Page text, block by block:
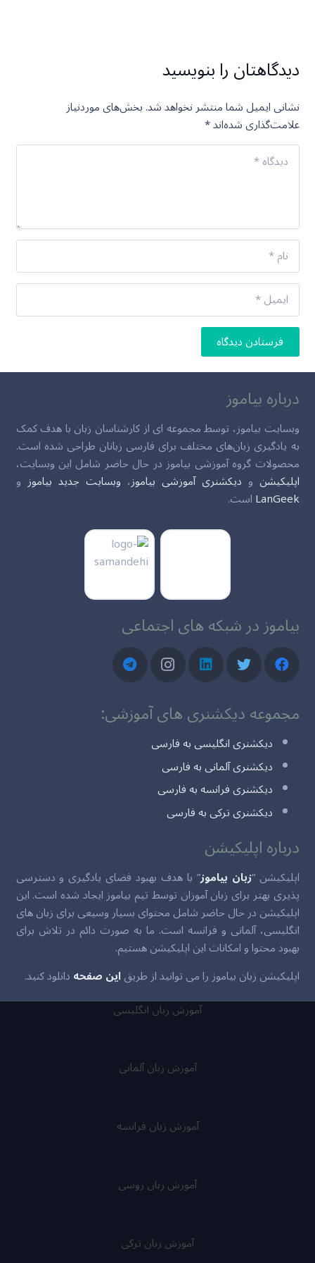
دیدگاهتان را بنویسید
نشانی ایمیل شما منتشر نخواهد شد.بخش‌های موردنیاز
علامت‌گذاری شده‌اند*
فرستادن دیدگاه
درباره بیاموز
وبسایت بیاموز، توسط مجموعه ای از کارشناسان زبان با هدف کمک
به یادگیری زبان‌های مختلف برای فارسی زبانان طراحی شده است.
محصولات گروه آموزشی بیاموز در حال حاضر شامل این وبسایت،
اپلیکیشن و دیکشنری آموزشی بیاموز، وبسایت جدید بیاموز و
LanGeekاست.
بیاموز در شبکه های اجتماعی
مجموعه دیکشنری های آموزشی:
دیکشنری انگلیسی به فارسی
دیکشنری آلمانی به فارسی
دیکشنری فرانسه به فارسی
دیکشنری ترکی به فارسی
درباره اپلیکیشن
اپلیکیشن “زبان بیاموز” با هدف بهبود فضای یادگیری و دسترسی
پذیری بهتر برای زبان آموزان توسط تیم بیاموز ایجاد شده است. این
اپلیکیشن در حال حاضر شامل محتوای بسیار وسیعی برای زبان های
انگلیسی، آلمانی و فرانسه است. ما به صورت دائم در تلاش برای
بهبود محتوا و امکانات این اپلیکیشن هستیم.
اپلیکیشن زبان بیاموز را می توانید از طریقاین صفحهدانلود کنید.
آموزش زبان انگلیسی
آموزش زبان آلمانی
آموزش زبان فرانسه
آموزش زبان روسی
آموزش زبان ترکی